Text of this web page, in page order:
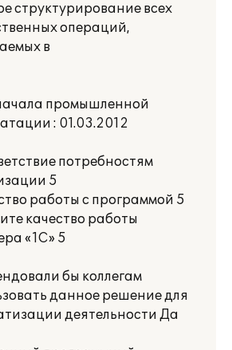
структурирование всех
операций,
в
промышленной
: 01.03.2012
потребностям
5
работы с программой 5
качество работы
«1С» 5
бы коллегам
данное решение для
деятельности Да